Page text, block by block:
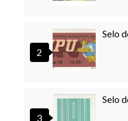
Selo
Selo